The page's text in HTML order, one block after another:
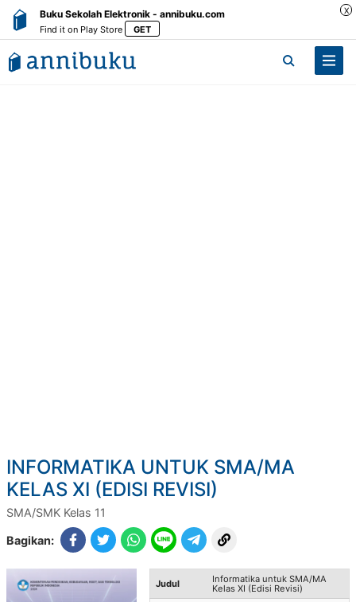
Buku Sekolah Elektronik - annibuku.com
Find it on Play Store GET
X
INFORMATIKA UNTUK SMA/MA
KELAS XI (EDISI REVISI)
SMA/SMK Kelas 11
Bagikan:
Judul
Informatika untuk SMA/MA
Kelas XI (Edisi Revisi)